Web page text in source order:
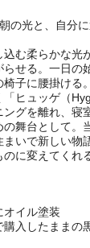
の光と、自分
む柔らかな光
せる。一日の
子に腰掛ける
ヒュッゲ（
ングを離れ、寝
舞台として。
まいで新しい物
に変えてくれ
オイル塗装
入したままの